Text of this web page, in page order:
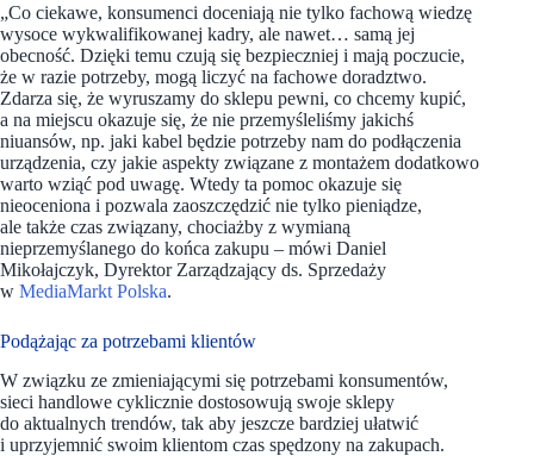
„Co ciekawe, konsumenci doceniają nie tylko fachową wiedzę
wysoce wykwalifikowanej kadry, ale nawet… samą jej
obecność. Dzięki temu czują się bezpieczniej i mają poczucie,
że w razie potrzeby, mogą liczyć na fachowe doradztwo.
Zdarza się, że wyruszamy do sklepu pewni, co chcemy kupić,
a na miejscu okazuje się, że nie przemyśleliśmy jakichś
niuansów, np. jaki kabel będzie potrzeby nam do podłączenia
urządzenia, czy jakie aspekty związane z montażem dodatkowo
warto wziąć pod uwagę. Wtedy ta pomoc okazuje się
nieoceniona i pozwala zaoszczędzić nie tylko pieniądze,
ale także czas związany, chociażby z wymianą
nieprzemyślanego do końca zakupu – mówi Daniel
Mikołajczyk, Dyrektor Zarządzający ds. Sprzedaży
w MediaMarkt Polska.
Podążając za potrzebami klientów
W związku ze zmieniającymi się potrzebami konsumentów,
sieci handlowe cyklicznie dostosowują swoje sklepy
do aktualnych trendów, tak aby jeszcze bardziej ułatwić
i uprzyjemnić swoim klientom czas spędzony na zakupach.